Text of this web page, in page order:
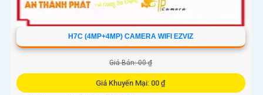
H7C (4MP+4MP) CAMERA WIFI EZVIZ
Giá Bán: 00 ₫
Giá Khuyến Mại: 00 ₫